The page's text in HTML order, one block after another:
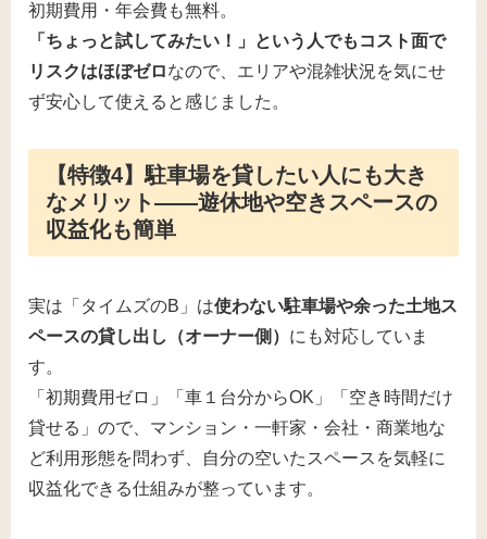
初期費用・年会費も無料。
「ちょっと試してみたい！」という人でもコスト面で
リスクはほぼゼロなので、エリアや混雑状況を気にせ
ず安心して使えると感じました。
【特徴4】駐車場を貸したい人にも大き
なメリット――遊休地や空きスペースの
収益化も簡単
実は「タイムズのB」は使わない駐車場や余った土地ス
ペースの貸し出し（オーナー側） にも対応していま
す。
「初期費用ゼロ」「車１台分からOK」「空き時間だけ
貸せる」ので、マンション・一軒家・会社・商業地な
ど利用形態を問わず、自分の空いたスペースを気軽に
収益化できる仕組みが整っています。